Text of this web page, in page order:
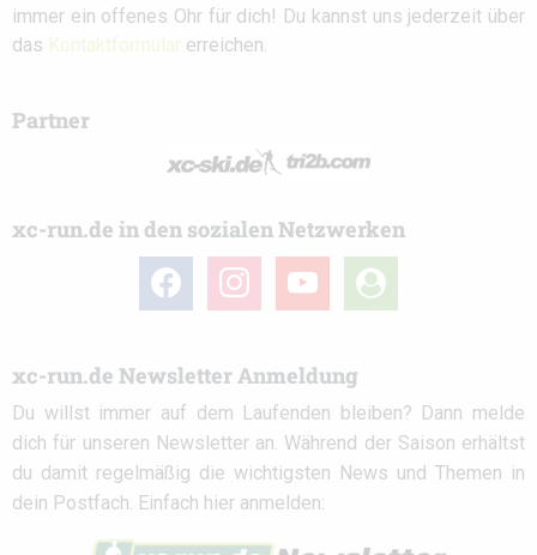
immer ein offenes Ohr für dich! Du kannst uns jederzeit über
das Kontaktformular erreichen.
Partner
xc-run.de in den sozialen Netzwerken
facebook instagramyoutube
user-
circle
xc-run.de Newsletter Anmeldung
Du willst immer auf dem Laufenden bleiben? Dann melde
dich für unseren Newsletter an. Während der Saison erhältst
du damit regelmäßig die wichtigsten News und Themen in
dein Postfach. Einfach hier anmelden: